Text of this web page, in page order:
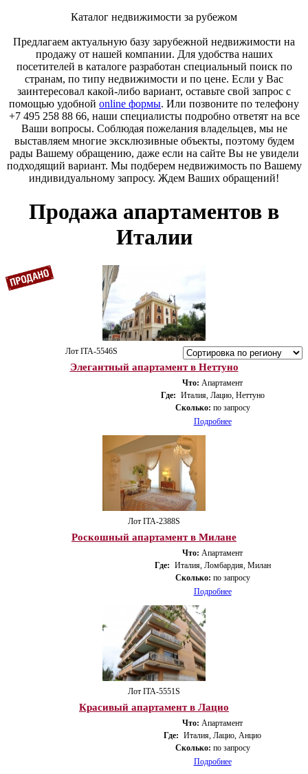
Каталог недвижимости за рубежом
Предлагаем актуальную базу зарубежной недвижимости на
продажу от нашей компании. Для удобства наших
посетителей в каталоге разработан специальный поиск по
странам, по типу недвижимости и по цене. Если у Вас
заинтересовал какой-либо вариант, оставьте свой запрос с
помощью удобной online формы. Или позвоните по телефону
+7 495 258 88 66, наши специалисты подробно ответят на все
Ваши вопросы. Соблюдая пожелания владельцев, мы не
выставляем многие эксклюзивные объекты, поэтому будем
рады Вашему обращению, даже если на сайте Вы не увидели
подходящий вариант. Мы подберем недвижимость по Вашему
индивидуальному запросу. Ждем Ваших обращений!
Продажа апартаментов в
Италии
Лот ITA-5546S
Элегантный апартамент в Неттуно
Что: Апартамент
Где: Италия, Лацио, Неттуно
Сколько: по запросу
Подробнее
Лот ITA-2388S
Роскошный апартамент в Милане
Что: Апартамент
Где: Италия, Ломбардия, Милан
Сколько: по запросу
Подробнее
Лот ITA-5551S
Красивый апартамент в Лацио
Что: Апартамент
Где: Италия, Лацио, Анцио
Сколько: по запросу
Подробнее